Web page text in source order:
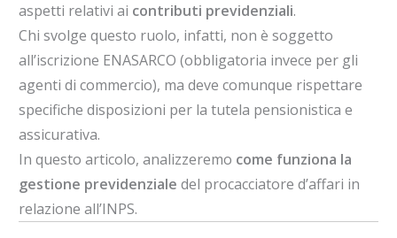
aspetti relativi ai contributi previdenziali.
Chi svolge questo ruolo, infatti, non è soggetto
all’iscrizione ENASARCO (obbligatoria invece per gli
agenti di commercio), ma deve comunque rispettare
specifiche disposizioni per la tutela pensionistica e
assicurativa.
In questo articolo, analizzeremo come funziona la
gestione previdenziale del procacciatore d’affari in
relazione all’INPS.